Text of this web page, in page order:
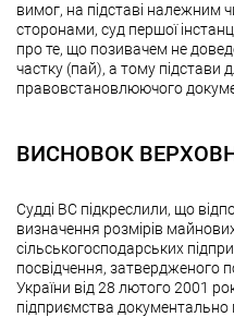
вимог, на підставі належним
сторонами, суд першої
про те, що позивачем не
частку (пай), а тому підстави
правовстановлюючого
ВИСНОВОК
Судді ВС підкреслили, що
визначення розмірів
сільськогосподарських
посвідчення, затвердженого
України від 28 лютого 2001
підприємства документально